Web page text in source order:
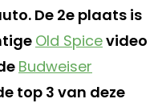
De 2e plaats is
Old Spicevideo
Budweiser
top 3 van deze